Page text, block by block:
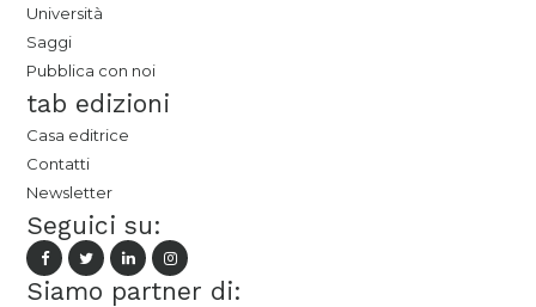
Università
Saggi
Pubblica con noi
tab edizioni
Casa editrice
Contatti
Newsletter
Seguici su:
Siamo partner di: